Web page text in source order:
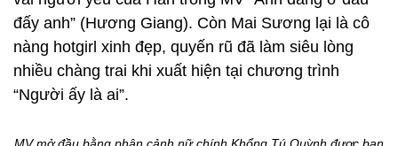
đấy anh” (Hương Giang). Còn Mai Sương lại là cô
nàng hotgirl xinh đẹp, quyến rũ đã làm siêu lòng
nhiều chàng trai khi xuất hiện tại chương trình
“Người ấy là ai”.